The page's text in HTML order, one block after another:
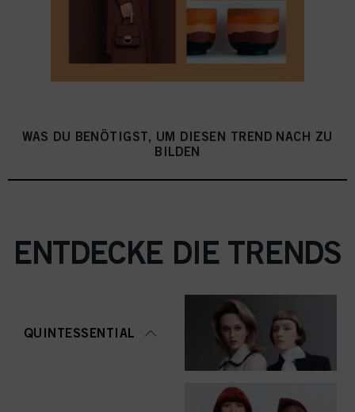
WAS DU BENÖTIGST, UM DIESEN TREND NACH ZU
BILDEN
ENTDECKE DIE TRENDS
QUINTESSENTIAL